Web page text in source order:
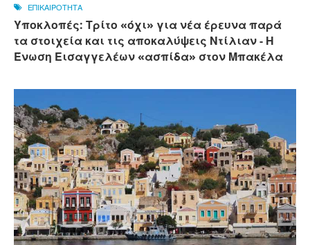
ΕΠΙΚΑΙΡΟΤΗΤΑ
Υποκλοπές: Τρίτο «όχι» για νέα έρευνα παρά
τα στοιχεία και τις αποκαλύψεις Ντίλιαν - Η
Ένωση Εισαγγελέων «ασπίδα» στον Μπακέλα